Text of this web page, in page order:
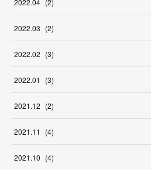
2022.04 (2)
2022.03 (2)
2022.02 (3)
2022.01 (3)
2021.12 (2)
2021.11 (4)
2021.10 (4)